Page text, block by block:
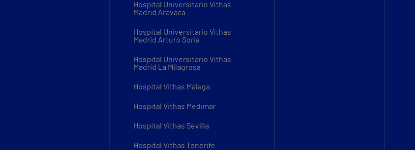
Hospital Universitario Vithas
Madrid Aravaca
Hospital Universitario Vithas
Madrid Arturo Soria
Hospital Universitario Vithas
Madrid La Milagrosa
Hospital Vithas Málaga
Hospital Vithas Medimar
Hospital Vithas Sevilla
Hospital Vithas Tenerife